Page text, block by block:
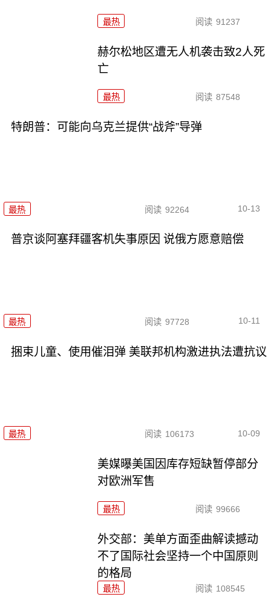
最热 阅读 91237
赫尔松地区遭无人机袭击致2人死
亡
最热 阅读 87548
特朗普：可能向乌克兰提供“战斧”导弹
最热 阅读 92264 10-13
普京谈阿塞拜疆客机失事原因 说俄方愿意赔偿
最热 阅读 97728 10-11
捆束儿童、使用催泪弹 美联邦机构激进执法遭抗议
最热 阅读 106173 10-09
美媒曝美国因库存短缺暂停部分
对欧洲军售
最热 阅读 99666
外交部：美单方面歪曲解读撼动
不了国际社会坚持一个中国原则
的格局
最热 阅读 108545